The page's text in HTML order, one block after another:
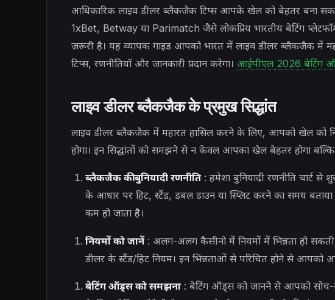
आधिकारिक लाइव डीलर ब्लैकजैक टिप्स आपके खेल को बेहतर बना
1xBet, Betway या Parimatch जैसे लोकप्रिय भारतीय बेटिंग
ज़रूरी है। यह व्यापक गाइड आपको भारत में लाइव डीलर ब्लैकजैक में
टिप्स, रणनीतियाँ और जानकारी प्रदान करेगा। आईपीएल 2026 बेटिंग
लाइव डीलर ब्लैकजैक के प्रमुख सिद्धांत
लाइव डीलर ब्लैकजैक में महारत हासिल करने के लिए, आपको खेल को
होगा। इन सिद्धांतों को समझने से न केवल आपका खेल बेहतर होगा बल्कि
ब्लैकजैक की बुनियादी रणनीति: हमेशा बुनियादी रणनीति
के आधार पर हिट, स्टैंड, डबल डाउन या स्प्लिट करने का समय
कम हो जाता है।
नियमों को जानें: अलग-अलग कैसीनो में नियमों में भिन्नता हो
डीलर के स्टैंड/हिट नियम। इन भिन्नताओं से परिचित होने से आपको
बेटिंग ऑड्स को समझना: बेटिंग ऑड्स को जानने से आपको सोच-